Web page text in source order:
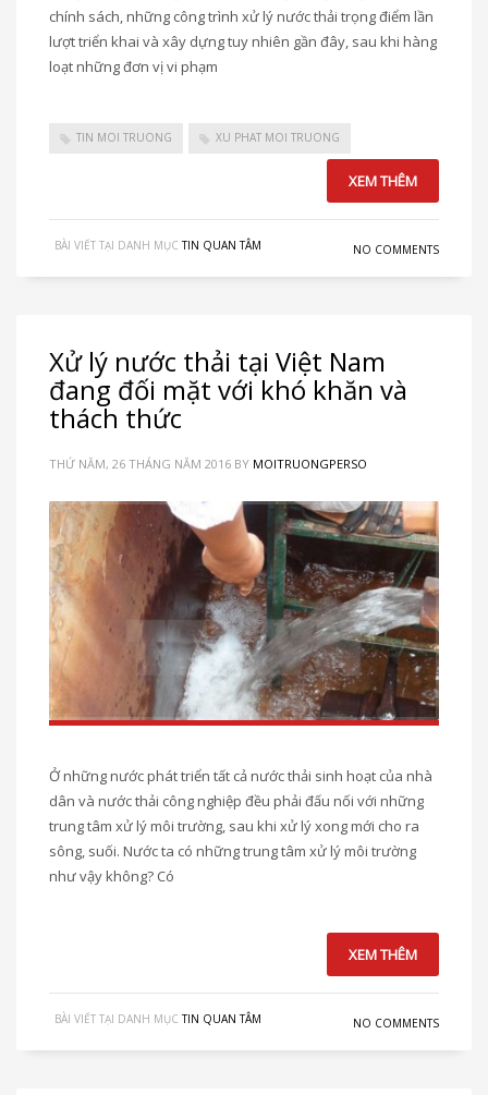
chính sách, những công trình xử lý nước thải trọng điểm lần
lượt triển khai và xây dựng tuy nhiên gần đây, sau khi hàng
loạt những đơn vị vi phạm
TIN MOI TRUONG XU PHAT MOI TRUONG
XEM THÊM
BÀI VIẾT TẠI DANH MỤC TIN QUAN TÂM NO COMMENTS
Xử lý nước thải tại Việt Nam
đang đối mặt với khó khăn và
thách thức
THỨ NĂM, 26 THÁNG NĂM 2016 BY MOITRUONGPERSO
Ở những nước phát triển tất cả nước thải sinh hoạt của nhà
dân và nước thải công nghiệp đều phải đấu nối với những
trung tâm xử lý môi trường, sau khi xử lý xong mới cho ra
sông, suối. Nước ta có những trung tâm xử lý môi trường
như vậy không? Có
XEM THÊM
BÀI VIẾT TẠI DANH MỤC TIN QUAN TÂM NO COMMENTS